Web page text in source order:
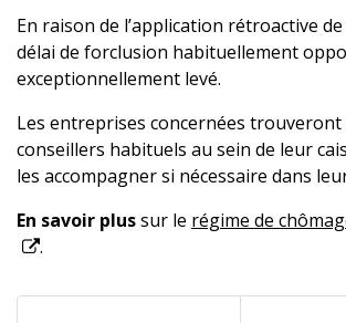
En raison de l’application rétroactive
délai de forclusion habituellement
exceptionnellement levé.
Les entreprises concernées trouveront
conseillers habituels au sein de leur
les accompagner si nécessaire dans
En savoir plussur le régime de
.